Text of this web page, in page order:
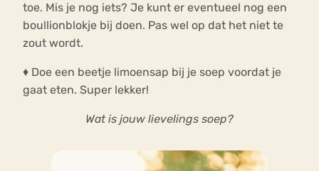
toe. Mis je nog iets? Je kunt er eventueel nog een
boullionblokje bij doen. Pas wel op dat het niet te
zout wordt.
♦ Doe een beetje limoensap bij je soep voordat je
gaat eten. Super lekker!
Wat is jouw lievelings soep?